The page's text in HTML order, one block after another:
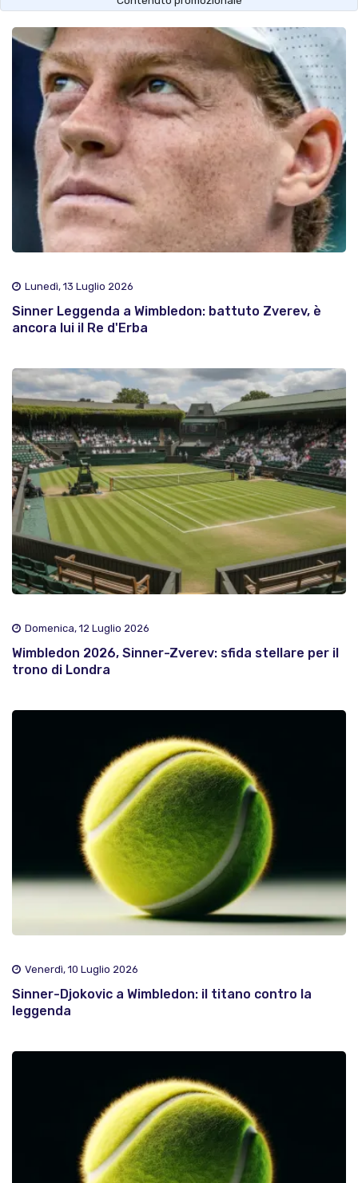
Lunedì, 13 Luglio 2026
Sinner Leggenda a Wimbledon: battuto Zverev, è
ancora lui il Re d'Erba
Domenica, 12 Luglio 2026
Wimbledon 2026, Sinner-Zverev: sfida stellare per il
trono di Londra
Venerdì, 10 Luglio 2026
Sinner-Djokovic a Wimbledon: il titano contro la
leggenda